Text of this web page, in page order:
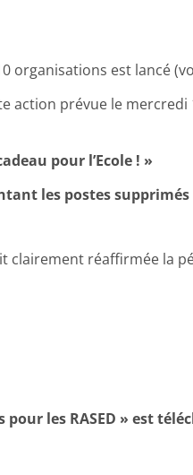
organisations est lancé
action prévue le mercredi
pour l’Ecole ! »
les postes
clairement réaffirmée la
les RASED » est